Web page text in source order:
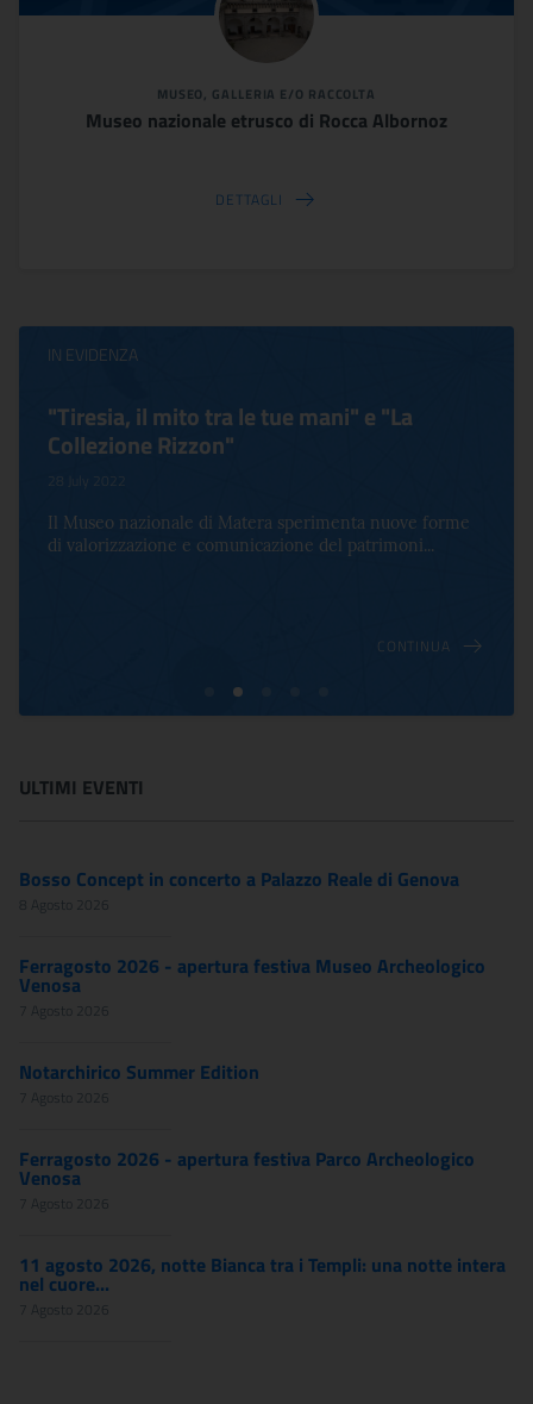
MUSEO, GALLERIA E/O RACCOLTA
Museo nazionale etrusco di Rocca Albornoz
DETTAGLI
IN EVIDENZA
"Tiresia, il mito tra le tue mani" e "La
Collezione Rizzon"
28 July 2022
Il Museo nazionale di Matera sperimenta nuove forme
di valorizzazione e comunicazione del patrimoni...
CONTINUA
ULTIMI EVENTI
Bosso Concept in concerto a Palazzo Reale di Genova
8 Agosto 2026
Ferragosto 2026 - apertura festiva Museo Archeologico
Venosa
7 Agosto 2026
Notarchirico Summer Edition
7 Agosto 2026
Ferragosto 2026 - apertura festiva Parco Archeologico
Venosa
7 Agosto 2026
11 agosto 2026, notte Bianca tra i Templi: una notte intera
nel cuore...
7 Agosto 2026